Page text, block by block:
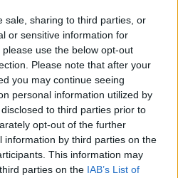
sale, sharing to third parties, or
or sensitive information for
use the below opt-out
Please note that after your
you may continue seeing
personal information utilized by
to third parties prior to
opt-out of the further
information by third parties on the
This information may
parties on the IAB’s List of
lepte meg a világot egy
Hope University, Open
vezetik a legfrissebb brit...